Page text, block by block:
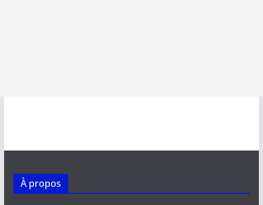
À propos